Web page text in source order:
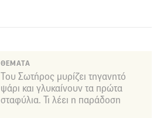
ΘΕΜΑΤΑ
Του Σωτήρος μυρίζει τηγανητό
ψάρι και γλυκαίνουν τα πρώτα
σταφύλια. Τι λέει η παράδοση